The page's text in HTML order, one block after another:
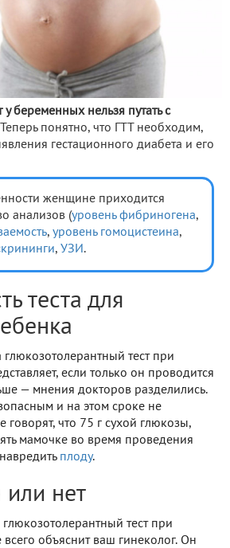
у беременных нельзя путать с
понятно, что ГТТ необходим,
гестационного диабета и его
женщине приходится
анализов (уровень фибриногена,
, уровень гомоцистеина,
, УЗИ .
теста для
тест при
если только он проводится
— мнения докторов разделились.
и на этом сроке не
говорят, что 75 г сухой глюкозы,
мамочке во время проведения
плоду.
или нет
тест при
объяснит ваш гинеколог. Он